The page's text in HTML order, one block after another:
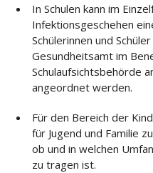
In Schulen kann im
Infektionsgeschehen
Schülerinnen und
Gesundheitsamt im
Schulaufsichtsbehörde
angeordnet werden.
Für den Bereich der
für Jugend und Familie
ob und in welchen
zu tragen ist.